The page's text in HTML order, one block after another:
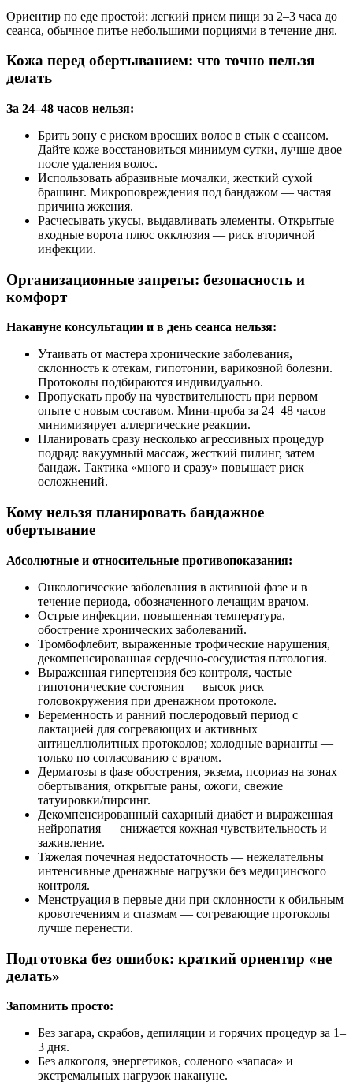
Ориентир по еде простой: легкий прием пищи за 2–3 часа до
сеанса, обычное питье небольшими порциями в течение дня.
Кожа перед обертыванием: что точно нельзя
делать
За 24–48 часов нельзя:
Брить зону с риском вросших волос в стык с сеансом.
Дайте коже восстановиться минимум сутки, лучше двое
после удаления волос.
Использовать абразивные мочалки, жесткий сухой
брашинг. Микроповреждения под бандажом — частая
причина жжения.
Расчесывать укусы, выдавливать элементы. Открытые
входные ворота плюс окклюзия — риск вторичной
инфекции.
Организационные запреты: безопасность и
комфорт
Накануне консультации и в день сеанса нельзя:
Утаивать от мастера хронические заболевания,
склонность к отекам, гипотонии, варикозной болезни.
Протоколы подбираются индивидуально.
Пропускать пробу на чувствительность при первом
опыте с новым составом. Мини-проба за 24–48 часов
минимизирует аллергические реакции.
Планировать сразу несколько агрессивных процедур
подряд: вакуумный массаж, жесткий пилинг, затем
бандаж. Тактика «много и сразу» повышает риск
осложнений.
Кому нельзя планировать бандажное
обертывание
Абсолютные и относительные противопоказания:
Онкологические заболевания в активной фазе и в
течение периода, обозначенного лечащим врачом.
Острые инфекции, повышенная температура,
обострение хронических заболеваний.
Тромбофлебит, выраженные трофические нарушения,
декомпенсированная сердечно-сосудистая патология.
Выраженная гипертензия без контроля, частые
гипотонические состояния — высок риск
головокружения при дренажном протоколе.
Беременность и ранний послеродовый период с
лактацией для согревающих и активных
антицеллюлитных протоколов; холодные варианты —
только по согласованию с врачом.
Дерматозы в фазе обострения, экзема, псориаз на зонах
обертывания, открытые раны, ожоги, свежие
татуировки/пирсинг.
Декомпенсированный сахарный диабет и выраженная
нейропатия — снижается кожная чувствительность и
заживление.
Тяжелая почечная недостаточность — нежелательны
интенсивные дренажные нагрузки без медицинского
контроля.
Менструация в первые дни при склонности к обильным
кровотечениям и спазмам — согревающие протоколы
лучше перенести.
Подготовка без ошибок: краткий ориентир «не
делать»
Запомнить просто:
Без загара, скрабов, депиляции и горячих процедур за 1–
3 дня.
Без алкоголя, энергетиков, соленого «запаса» и
экстремальных нагрузок накануне.